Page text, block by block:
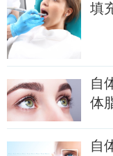
填
自
体
自